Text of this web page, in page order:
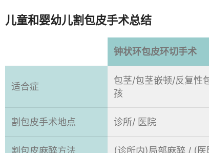
儿童和婴幼儿割包皮手术总结
钟状环包皮环切手术
适合症
包茎/包茎嵌顿/反复性
孩
割包皮手术地点 诊所/ 医院
割包皮麻醉方法 (诊所内)局部麻醉 / (